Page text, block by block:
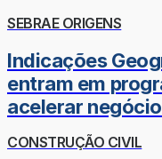
SEBRAE ORIGENS
Indicações
entram em
acelerar
CONSTRUÇÃO CIVIL